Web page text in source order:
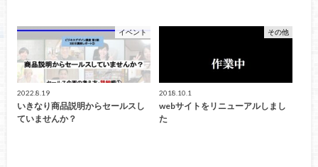
イベント
2022.8.19
いきなり商品説明からセールスし
ていませんか？
その他
2018.10.1
webサイトをリニューアルしまし
た